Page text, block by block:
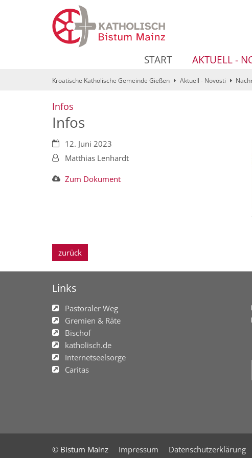
START AKTUELL -
Kroatische Katholische Gemeinde Gießen Aktuell - Novosti
Infos
Infos
Datum:12. Juni 2023
Von:Matthias Lenhardt
Zum Dokument
zurück
Links
Pastoraler Weg
Gremien & Räte
Bischof
katholisch.de
Internetseelsorge
Caritas
© Bistum Mainz Impressum Datenschutzerklärung